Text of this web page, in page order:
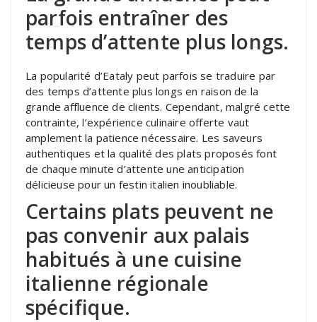
parfois entraîner des
temps d’attente plus longs.
La popularité d’Eataly peut parfois se traduire par
des temps d’attente plus longs en raison de la
grande affluence de clients. Cependant, malgré cette
contrainte, l’expérience culinaire offerte vaut
amplement la patience nécessaire. Les saveurs
authentiques et la qualité des plats proposés font
de chaque minute d’attente une anticipation
délicieuse pour un festin italien inoubliable.
Certains plats peuvent ne
pas convenir aux palais
habitués à une cuisine
italienne régionale
spécifique.